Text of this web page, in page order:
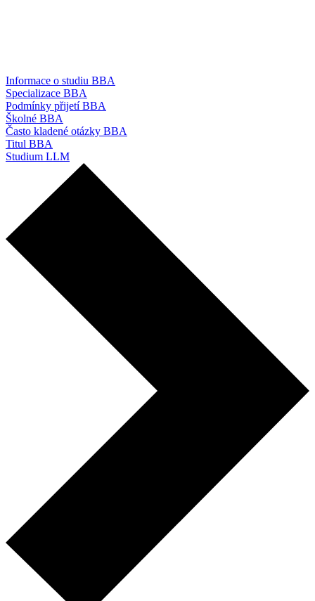
Informace o studiu BBA
Specializace BBA
Podmínky přijetí BBA
Školné BBA
Často kladené otázky BBA
Titul BBA
Studium LLM